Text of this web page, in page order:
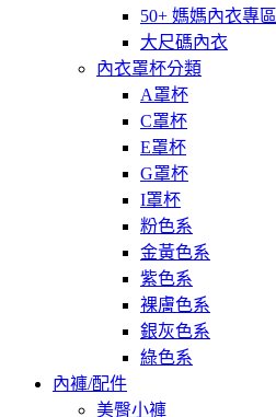
50+ 媽媽內衣專區
大尺碼內衣
內衣罩杯分類
A罩杯
C罩杯
E罩杯
G罩杯
I罩杯
粉色系
金黃色系
紫色系
裸膚色系
銀灰色系
綠色系
內褲/配件
美臀小褲